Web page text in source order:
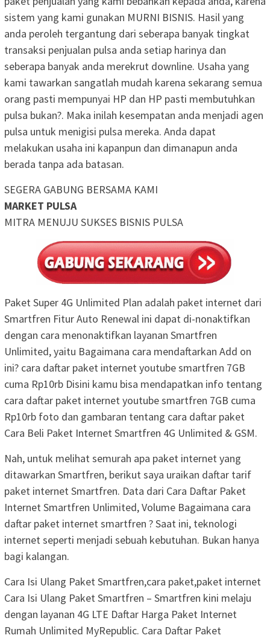
sistem yang kami gunakan MURNI BISNIS. Hasil yang
anda peroleh tergantung dari seberapa banyak tingkat
transaksi penjualan pulsa anda setiap harinya dan
seberapa banyak anda merekrut downline. Usaha yang
kami tawarkan sangatlah mudah karena sekarang semua
orang pasti mempunyai HP dan HP pasti membutuhkan
pulsa bukan?. Maka inilah kesempatan anda menjadi agen
pulsa untuk menigisi pulsa mereka. Anda dapat
melakukan usaha ini kapanpun dan dimanapun anda
berada tanpa ada batasan.
SEGERA GABUNG BERSAMA KAMI
MARKET PULSA
MITRA MENUJU SUKSES BISNIS PULSA
Paket Super 4G Unlimited Plan adalah paket internet dari
Smartfren Fitur Auto Renewal ini dapat di-nonaktifkan
dengan cara menonaktifkan layanan Smartfren
Unlimited, yaitu Bagaimana cara mendaftarkan Add on
ini? cara daftar paket internet youtube smartfren 7GB
cuma Rp10rb Disini kamu bisa mendapatkan info tentang
cara daftar paket internet youtube smartfren 7GB cuma
Rp10rb foto dan gambaran tentang cara daftar paket
Cara Beli Paket Internet Smartfren 4G Unlimited & GSM.
Nah, untuk melihat semurah apa paket internet yang
ditawarkan Smartfren, berikut saya uraikan daftar tarif
paket internet Smartfren. Data dari Cara Daftar Paket
Internet Smartfren Unlimited, Volume Bagaimana cara
daftar paket internet smartfren ? Saat ini, teknologi
internet seperti menjadi sebuah kebutuhan. Bukan hanya
bagi kalangan.
Cara Isi Ulang Paket Smartfren,cara paket,paket internet
Cara Isi Ulang Paket Smartfren – Smartfren kini melaju
dengan layanan 4G LTE Daftar Harga Paket Internet
Rumah Unlimited MyRepublic. Cara Daftar Paket